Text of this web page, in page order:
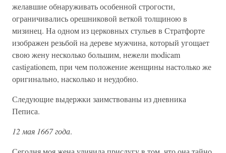
желавшие обнаруживать особенной строгости,
ограничивались орешниковой веткой толщиною в
мизинец. На одном из церковных стульев в Стратфорте
изображен резьбой на дереве мужчина, который угощает
свою жену несколько большим, нежели modicam
castigationem, при чем положение женщины настолько же
оригинально, насколько и неудобно.
Следующие выдержки заимствованы из дневника
Пеписа.
12 мая 1667 года.